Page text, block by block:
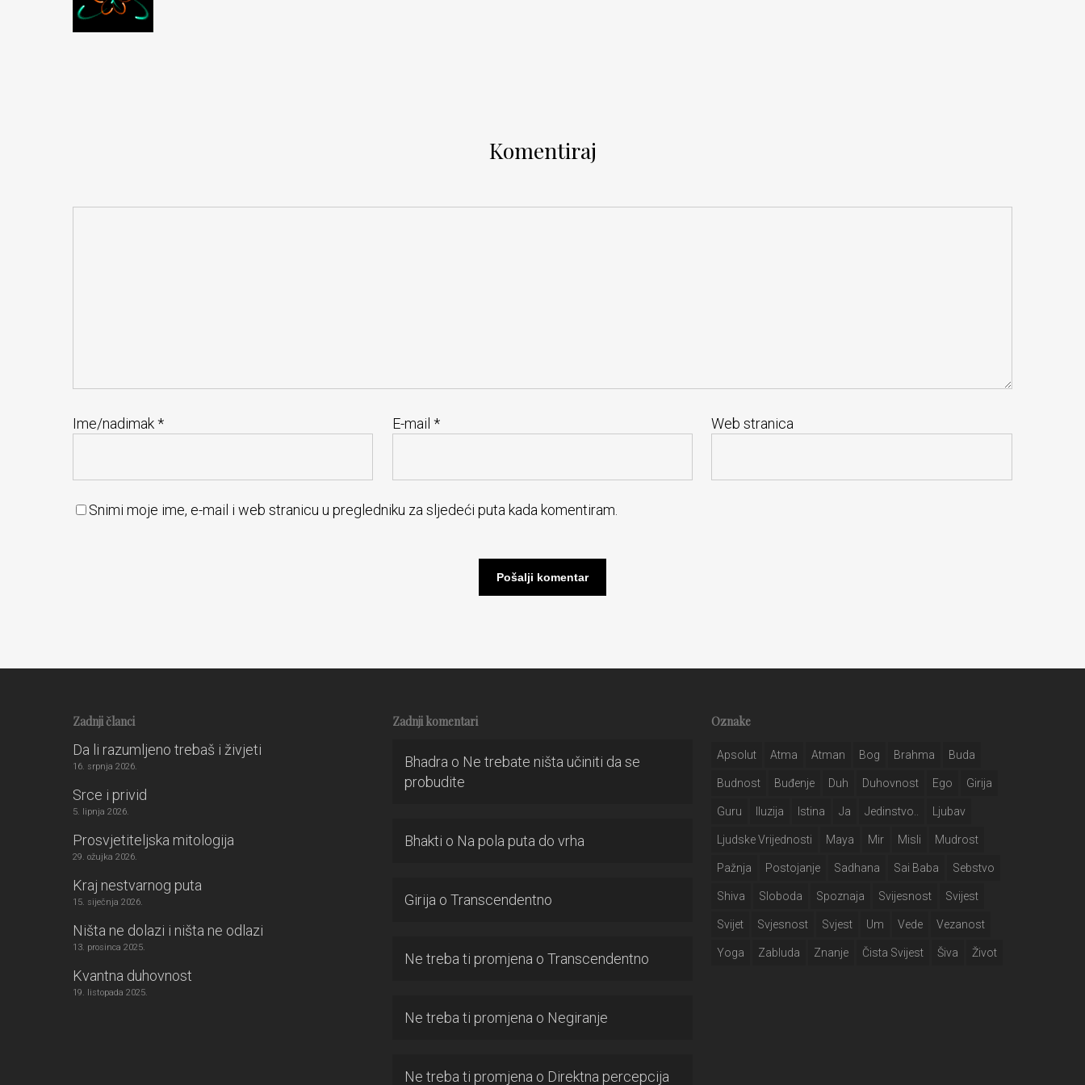
Komentiraj
Ime/nadimak* E-mail * Web stranica
Snimi moje ime, e-mail i web stranicu u pregledniku za sljedeći puta kada komentiram.
Zadnji članci
Da li razumljeno trebaš i živjeti
16. srpnja 2026.
Srce i privid
5. lipnja 2026.
Prosvjetiteljska mitologija
29. ožujka 2026.
Kraj nestvarnog puta
15. siječnja 2026.
Ništa ne dolazi i ništa ne odlazi
13. prosinca 2025.
Kvantna duhovnost
19. listopada 2025.
Zadnji komentari
Bhadra o Ne trebate ništa učiniti da se
probudite
Bhakti o Na pola puta do vrha
Girija o Transcendentno
Ne treba ti promjena o Transcendentno
Ne treba ti promjena o Negiranje
Ne treba ti promjena o Direktna percepcija
Oznake
Apsolut Atma Atman Bog Brahma Buda
Budnost Buđenje Duh Duhovnost Ego Girija
Guru Iluzija Istina Ja Jedinstvo.. Ljubav
Ljudske Vrijednosti Maya Mir Misli Mudrost
Pažnja Postojanje Sadhana Sai Baba Sebstvo
Shiva Sloboda Spoznaja Svijesnost Svijest
Svijet Svjesnost Svjest Um Vede Vezanost
Yoga Zabluda Znanje Čista Svijest Šiva Život